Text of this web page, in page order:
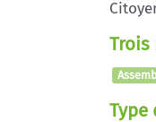
Trois
Type